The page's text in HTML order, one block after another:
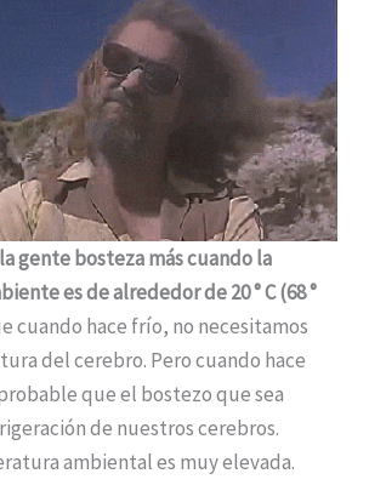
gente bosteza más cuando la
es de alrededor de 20 ° C (68 °
cuando hace frío, no necesitamos
del cerebro. Pero cuando hace
que el bostezo que sea
de nuestros cerebros.
ambiental es muy elevada.